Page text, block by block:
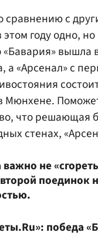
сравнению с
году одно,
«Бавария»
а «Арсенал» с
Мюнхене.
что решающая
стенах,
не
поединок
победа